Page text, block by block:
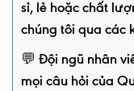
sỉ, lẻ hoặc chất
chúng tôi qua các
💬 Đội ngũ nhân
mọi câu hỏi của